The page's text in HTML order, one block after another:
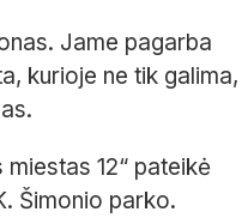
Jame pagarba
kurioje ne tik galima,
12“ pateikė
Šimonio parko.